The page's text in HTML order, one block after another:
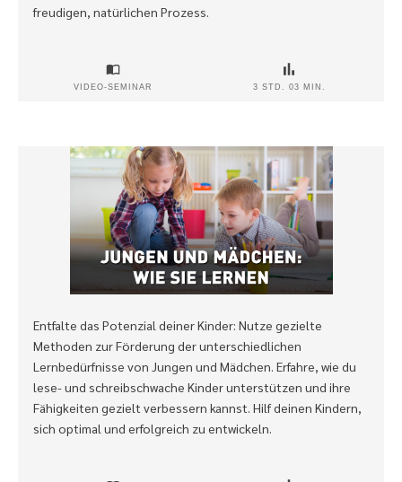
freudigen, natürlichen Prozess.
VIDEO-SEMINAR 3 STD. 03 MIN.
Entfalte das Potenzial deiner Kinder: Nutze gezielte
Methoden zur Förderung der unterschiedlichen
Lernbedürfnisse von Jungen und Mädchen. Erfahre, wie du
lese- und schreibschwache Kinder unterstützen und ihre
Fähigkeiten gezielt verbessern kannst. Hilf deinen Kindern,
sich optimal und erfolgreich zu entwickeln.